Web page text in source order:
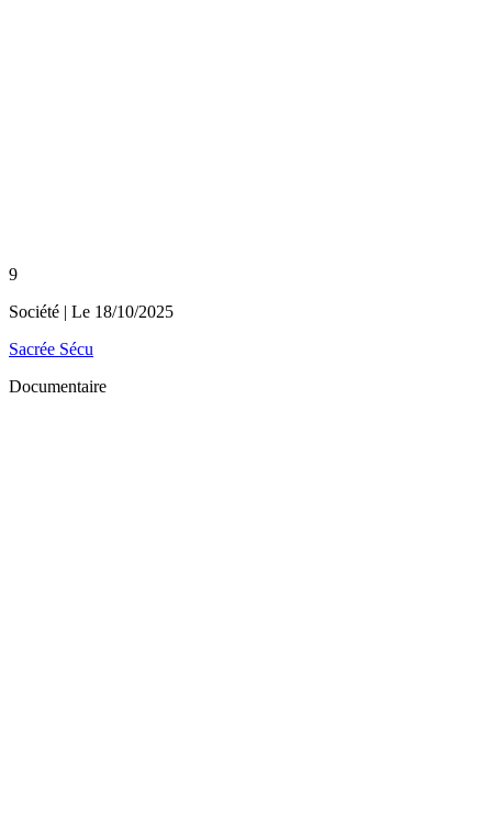
9
Société | Le 18/10/2025
Sacrée Sécu
Documentaire